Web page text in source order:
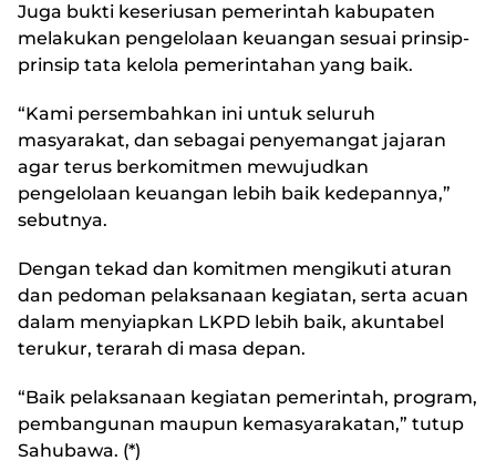
Juga bukti keseriusan pemerintah kabupaten
melakukan pengelolaan keuangan sesuai prinsip-
prinsip tata kelola pemerintahan yang baik.
“Kami persembahkan ini untuk seluruh
masyarakat, dan sebagai penyemangat jajaran
agar terus berkomitmen mewujudkan
pengelolaan keuangan lebih baik kedepannya,”
sebutnya.
Dengan tekad dan komitmen mengikuti aturan
dan pedoman pelaksanaan kegiatan, serta acuan
dalam menyiapkan LKPD lebih baik, akuntabel
terukur, terarah di masa depan.
“Baik pelaksanaan kegiatan pemerintah, program,
pembangunan maupun kemasyarakatan,” tutup
Sahubawa. (*)